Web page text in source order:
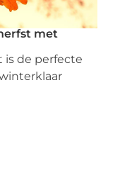
met
is de perfecte